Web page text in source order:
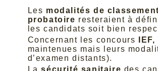
Les modalités de
probatoire resteraient à
les candidats soit bien
Concernant les concours
maintenues mais leurs
d’examen distants).
Lasécurité sanitaire des